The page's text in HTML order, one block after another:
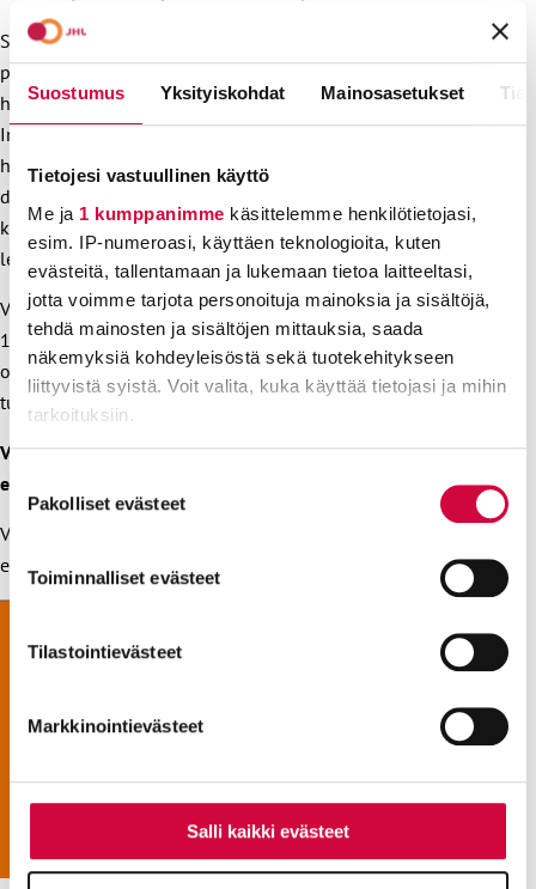
Suostumus Yksityiskohdat Mainosasetukset
Tietojesi vastuullinen käyttö
Me ja 1 kumppanimme käsittelemme henkilötietojasi,
esim. IP-numeroasi, käyttäen teknologioita, kuten
evästeitä, tallentamaan ja lukemaan tietoa laitteeltasi,
jotta voimme tarjota personoituja mainoksia ja sisältöjä,
tehdä mainosten ja sisältöjen mittauksia, saada
näkemyksiä kohdeyleisöstä sekä tuotekehitykseen
liittyvistä syistä. Voit valita, kuka käyttää tietojasi ja mihin
tarkoituksiin.
voit määrittää asetuksesi
. Voit muuttaa
parantavia, ja osaa käytetään tilastointi- tai
Suostumuksen
valinta
Pakolliset evästeet
Toiminnalliset evästeet
Tilastointievästeet
Markkinointievästeet
Salli kaikki evästeet
Siirtyneisiin tehtäviin lukeutuu muun muassa
pitkäaikaispotilaan hengityskoneen käyttötarkastus ja
huolto sekä potilaan siirtotilanteet lisätutkimusten aikana.
Infuusiopumpun huolto, sisältäen lääkkeiden oikeanlaisen
hävityksen. Laaja lääketeknillisten laitteiden huolto,
dokumentointi ja vastuu huoltoväleistä. Anestesiahoitajan
kertakäyttövälineistöstä huolehtiminen ja anestesiakoneiden
letkujen vaihto. Näin muutamia mainitakseni.
Välinehuoltoalan tutkinto on uusittu perustutkinnoksi
1.8.2018 alkaen ja on 180 osaamispisteen arvoinen. Samalla
opintopistemäärä vaadintaan muun muassa lähihoitajan
tutkintoon.
Välinehuolto on matalapalkkainen ala, jonka työnarvostus
ei näy palkassa
Välinehuoltajan palkkauksessa on sairaanhoitopiirikohtaisia
eroja. KVTESin mukainen lähtöpalkka on 1 770,73 euroa.